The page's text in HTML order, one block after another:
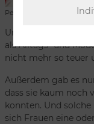
Perücke Lotta von
Und dann
als Alltags- und
nicht mehr so teuer
Außerdem gab es
dass sie kaum noch
konnten. Und
sich Frauen eine